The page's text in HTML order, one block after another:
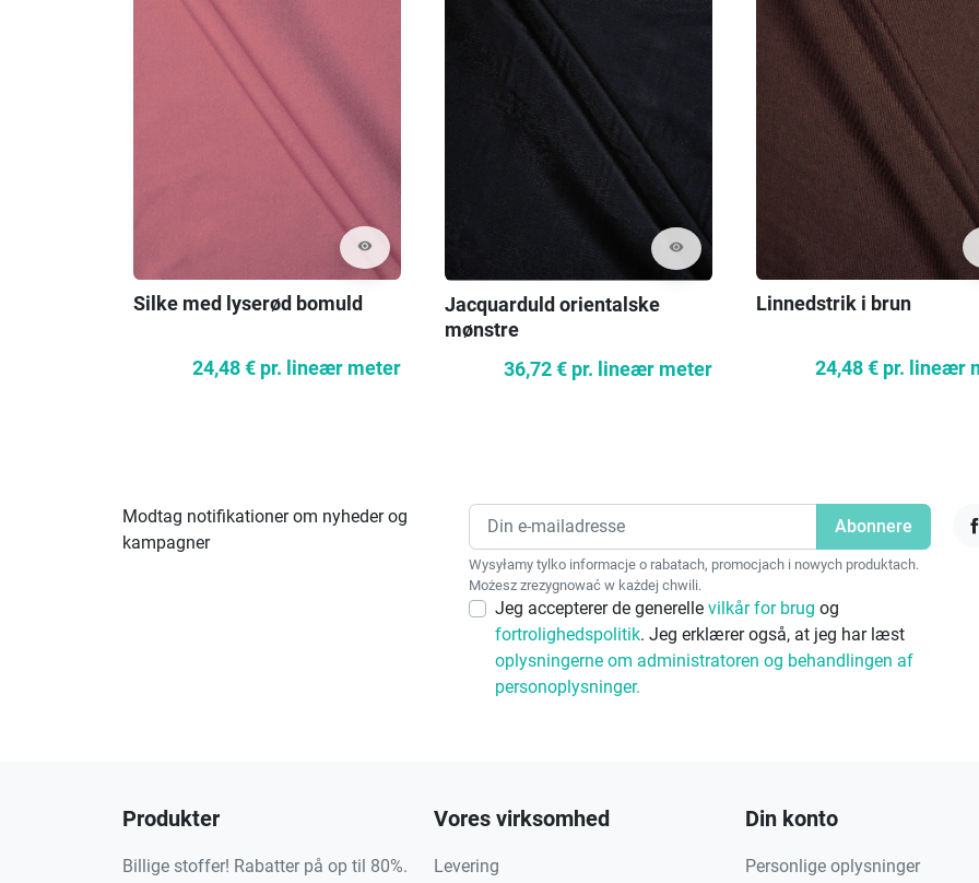
visibility
Silke med lyserød bomuld
24,48 € pr. lineær meter
visibility
Jacquarduld orientalske
mønstre
36,72 € pr. lineær meter
Linnedstrik i brun
24,48 € pr. lineær
Modtag notifikationer om nyheder og
kampagner
Wysyłamy tylko informacje o rabatach, promocjach i nowych produktach.
Możesz zrezygnować w każdej chwili.
Jeg accepterer de generelle vilkår for brug og
fortrolighedspolitik. Jeg erklærer også, at jeg har læst
oplysningerne om administratoren og behandlingen af
personoplysninger.
Produkter
Billige stoffer! Rabatter på op til 80%.
Vores virksomhed
Levering
Din konto
Personlige oplysninger